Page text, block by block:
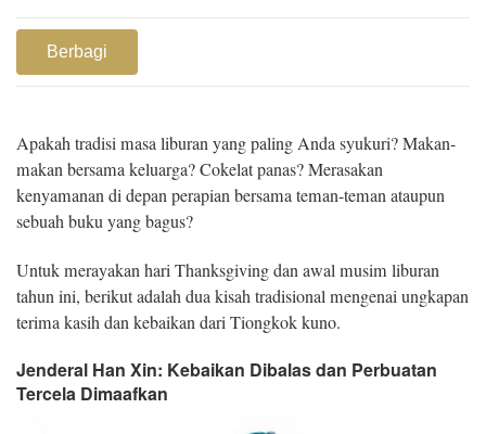
Berbagi
Apakah tradisi masa liburan yang paling Anda syukuri? Makan-
makan bersama keluarga? Cokelat panas? Merasakan
kenyamanan di depan perapian bersama teman-teman ataupun
sebuah buku yang bagus?
Untuk merayakan hari Thanksgiving dan awal musim liburan
tahun ini, berikut adalah dua kisah tradisional mengenai ungkapan
terima kasih dan kebaikan dari Tiongkok kuno.
Jenderal Han Xin: Kebaikan Dibalas dan Perbuatan
Tercela Dimaafkan